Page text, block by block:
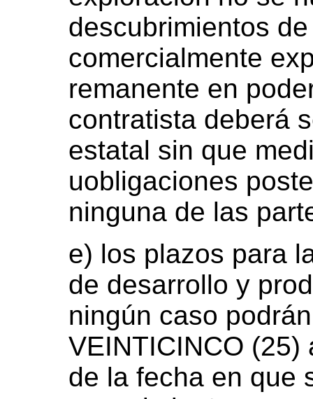
descubrimientos
comercialmente
remanente en
contratista deberá
estatal sin que
uobligaciones
ninguna de las
e) los plazos para
de desarrollo y
ningún caso
VEINTICINCO
de la fecha en que